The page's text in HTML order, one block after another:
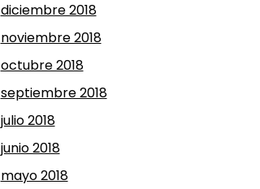
diciembre 2018
noviembre 2018
octubre 2018
septiembre 2018
julio 2018
junio 2018
mayo 2018